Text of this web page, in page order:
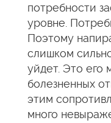
потребности
уровне.
Поэтому
слишком
уйдет. Это его
болезненных
этим
много